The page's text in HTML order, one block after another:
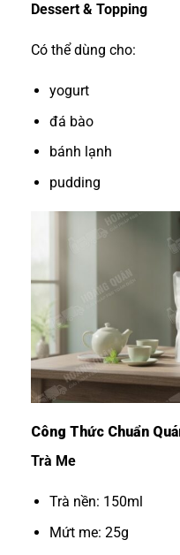
Dessert & Topping
Có thể dùng cho:
yogurt
đá bào
bánh lạnh
pudding
Công Thức Chuẩn
Trà Me
Trà nền: 150ml
Mứt me: 25g